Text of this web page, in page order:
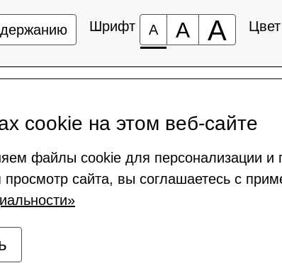
Шрифт А А А Цвет
cookie на этом веб-сайте
файлы cookie для персонализации и
сайта, вы соглашаетесь с